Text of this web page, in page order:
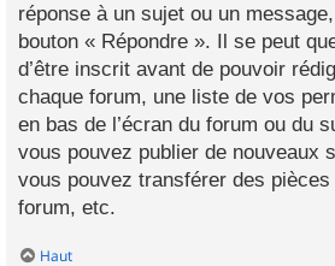
réponse à un sujet ou un
bouton « Répondre ». Il se peut
d’être inscrit avant de pouvoir
chaque forum, une liste de vos
en bas de l’écran du forum ou du
vous pouvez publier de nouveaux
vous pouvez transférer des
forum, etc.
Haut